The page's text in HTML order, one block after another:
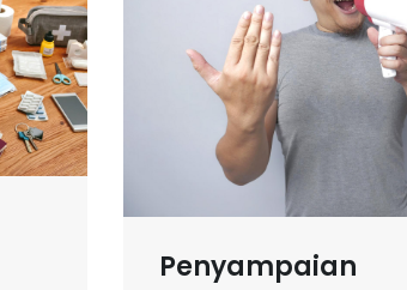
Penyampaian